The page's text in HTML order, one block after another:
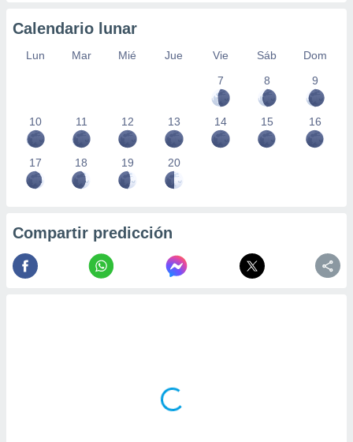
Calendario lunar
Lun Mar Mié Jue Vie Sáb
Dom
7
8 9
10 11 12 13 14 15 16
17 18 19 20
Compartir predicción